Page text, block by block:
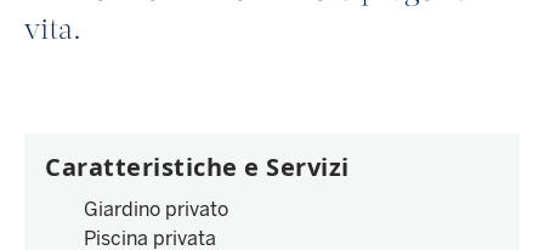
vita.
Caratteristiche e Servizi
Giardino privato
Piscina privata